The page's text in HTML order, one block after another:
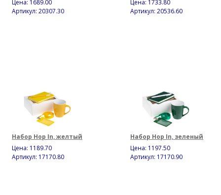
Цена: 1689.00
Артикул: 20307.30
Цена: 1733.80
Артикул: 20536.60
Набор Hop In, желтый
Цена: 1189.70
Артикул: 17170.80
Набор Hop In, зеленый
Цена: 1197.50
Артикул: 17170.90